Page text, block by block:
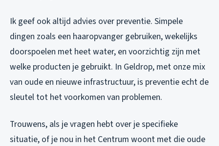
Ik geef ook altijd advies over preventie. Simpele
dingen zoals een haaropvanger gebruiken, wekelijks
doorspoelen met heet water, en voorzichtig zijn met
welke producten je gebruikt. In Geldrop, met onze mix
van oude en nieuwe infrastructuur, is preventie echt de
sleutel tot het voorkomen van problemen.
Trouwens, als je vragen hebt over je specifieke
situatie, of je nou in het Centrum woont met die oude